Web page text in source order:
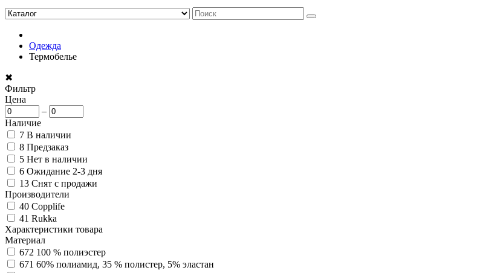
Одежда
Термобелье
✖
Фильтр
Цена
–
Наличие
7 В наличии
8 Предзаказ
5 Нет в наличии
6 Ожидание 2-3 дня
13 Снят с продажи
Производители
40 Copplife
41 Rukka
Характеристики товара
Материал
672 100 % полиэстер
671 60% полиамид, 35 % полистер, 5% эластан